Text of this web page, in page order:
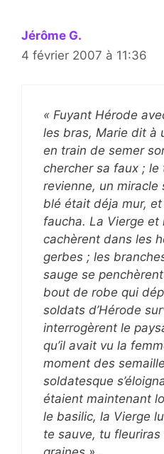
Jérôme G.
4 février 2007 à 11:36
« Fuyant Hérode
les bras, Marie dit à
en train de semer
chercher sa faux ;
revienne, un miracle
blé était déja mur,
faucha. La Vierge et
cachèrent dans les
gerbes ; les
sauge se
bout de robe qui
soldats d’Hérode
interrogèrent le
qu’il avait vu la
moment des
soldatesque
étaient maintenant
le basilic, la Vierge
te sauve, tu